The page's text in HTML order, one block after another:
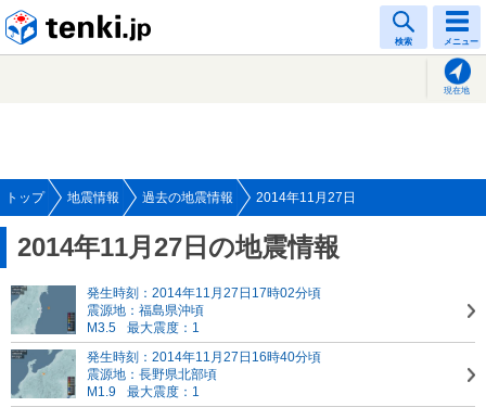
検索 メニュー
現在地
トップ 地震情報 過去の地震情報 2014年11月27日
2014年11月27日の地震情報
発生時刻：2014年11月27日17時02分頃
震源地：福島県沖頃
M3.5
最大震度：1
発生時刻：2014年11月27日16時40分頃
震源地：長野県北部頃
M1.9
最大震度：1